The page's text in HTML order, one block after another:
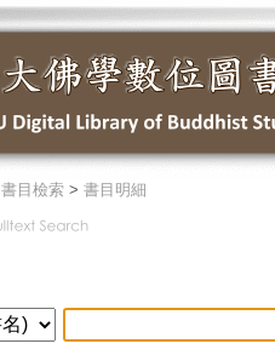
書目檢索> 書目明細